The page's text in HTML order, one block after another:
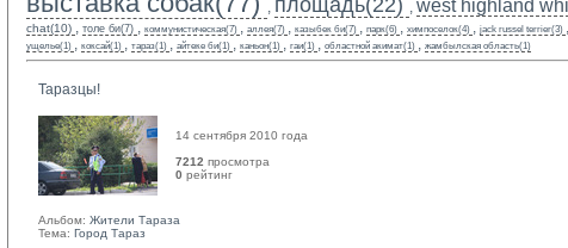
, площадь(22) , west highland
chat(10) , толе би(7) , коммунистическая(7) , аллея(7) , казыбек би(7) , парк(6) , химпоселок(4) , jack russel terrier(3) ,
ущелье(1) , коксай(1) , тараз(1) , айтеке би(1) , каньон(1) , гаи(1) , областной акимат(1) , жамбылская область(1)
Таразцы!
14 сентября 2010 года
7212 просмотра
0 рейтинг
Альбом: Жители Тараза
Тема: Город Тараз